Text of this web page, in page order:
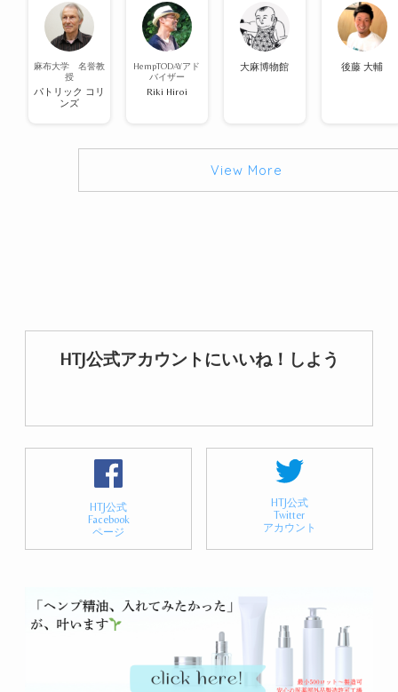
麻布大学 名誉教
授
パトリック コリ
ンズ
HempTODAYアド
バイザー
Riki Hiroi
大麻博物館 後藤 大輔
View More
HTJ公式アカウントにいいね！しよう
HTJ公式
Facebook
ページ
HTJ公式
Twitter
アカウント